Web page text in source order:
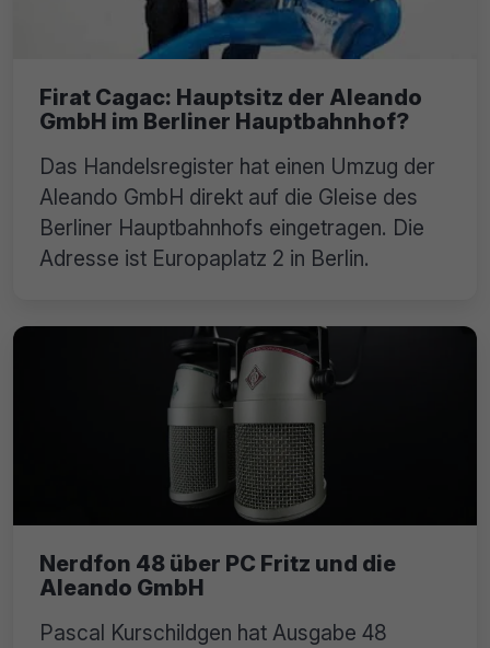
Firat Cagac: Hauptsitz der Aleando
GmbH im Berliner Hauptbahnhof?
Das Handelsregister hat einen Umzug der
Aleando GmbH direkt auf die Gleise des
Berliner Hauptbahnhofs eingetragen. Die
Adresse ist Europaplatz 2 in Berlin.
Nerdfon 48 über PC Fritz und die
Aleando GmbH
Pascal Kurschildgen hat Ausgabe 48